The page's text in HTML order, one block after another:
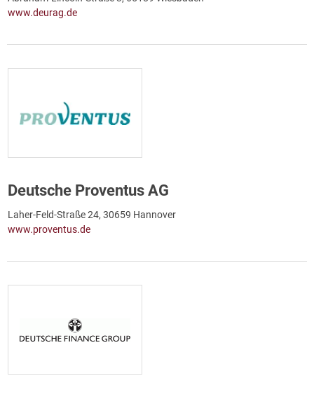
www.deurag.de
Deutsche Proventus AG
Laher-Feld-Straße 24, 30659 Hannover
www.proventus.de